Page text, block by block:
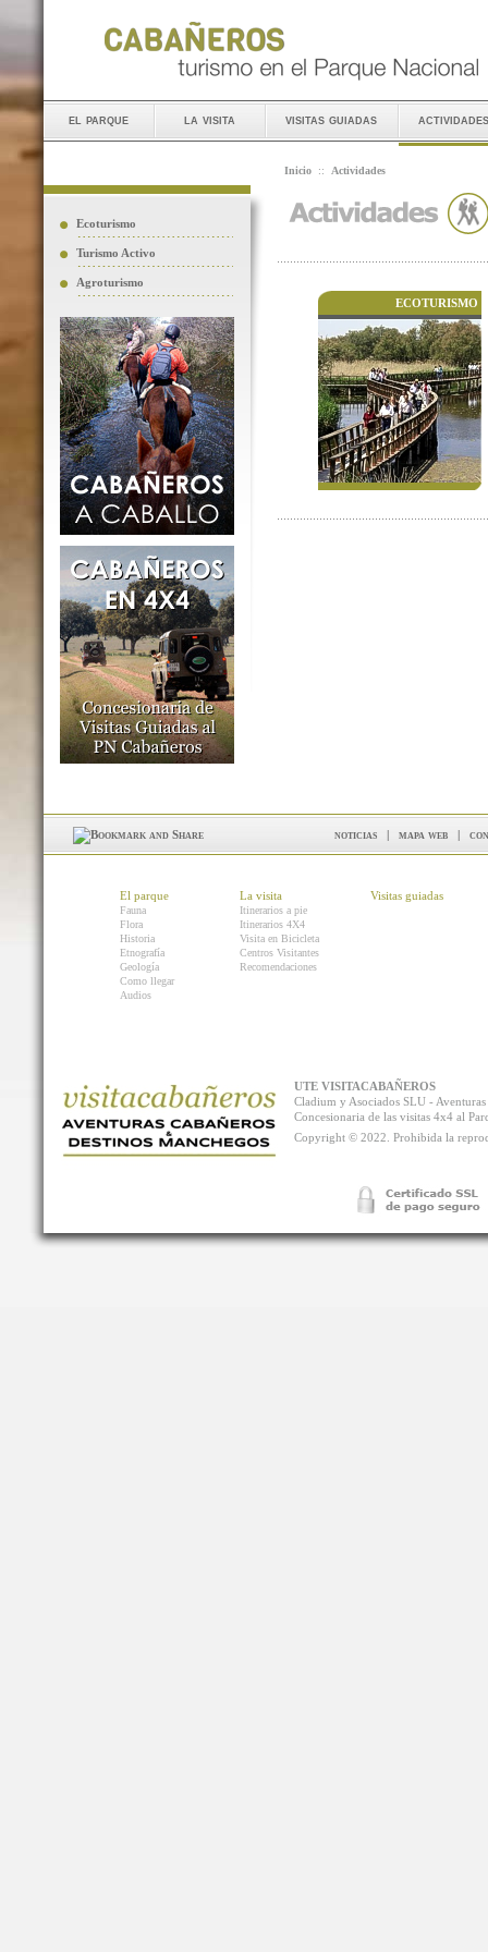
el parque la visita visitas guiadas actividades
Ecoturismo
Turismo Activo
Agroturismo
Inicio :: Actividades
ECOTURISMO
noticias | mapa web |
El parque
Fauna
Flora
Historia
Etnografía
Geología
Como llegar
Audios
La visita
Itinerarios a pie
Itinerarios 4X4
Visita en Bicicleta
Centros Visitantes
Recomendaciones
Visitas guiadas
UTE VISITACABAÑEROS
Cladium y Asociados SLU -
Concesionaria de las visitas 4x4 al
Copyright © 2022. Prohibida la